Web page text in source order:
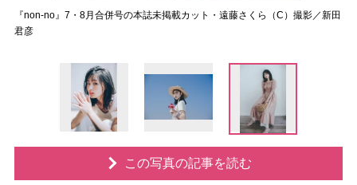
『non-no』7・8月合併号の本誌未掲載カット・遠藤さくら（C）撮影／新田
君彦
この写真の記事を読む